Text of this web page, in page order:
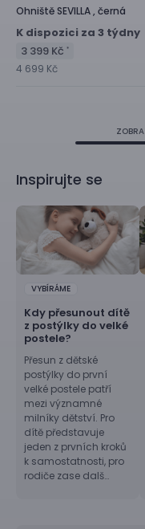
OhništěSEVILLA , černá
K dispozici za 3 týdny
3 399 Kč *
4 699 Kč
Inspirujte se
VYBÍRÁME
Kdy přesunout dítě
z postýlky do velké
postele?
Přesun z dětské
postýlky do první
velké postele patří
mezi významné
milníky dětství. Pro
dítě představuje
jeden z prvních kroků
k samostatnosti, pro
rodiče zase dalš…